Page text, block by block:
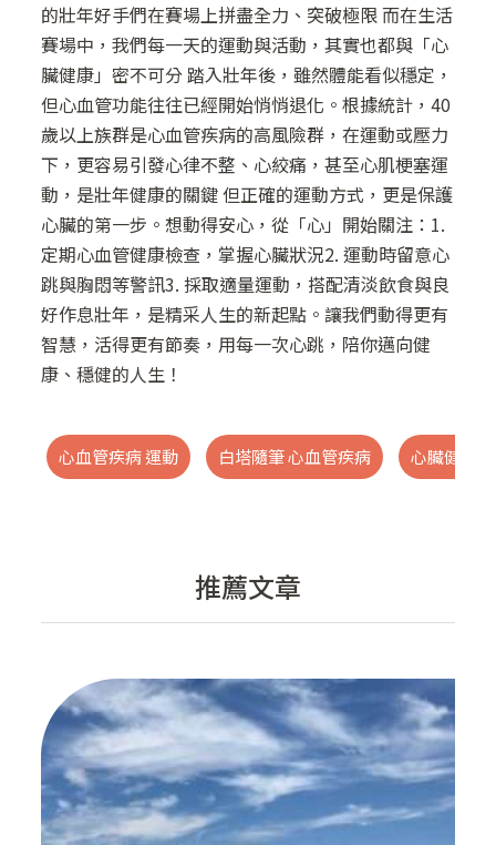
的壯年好手們在賽場上拼盡全力、突破極限 而在生活
賽場中，我們每一天的運動與活動，其實也都與「心
臟健康」密不可分 踏入壯年後，雖然體能看似穩定，
但心血管功能往往已經開始悄悄退化。根據統計，40
歲以上族群是心血管疾病的高風險群，在運動或壓力
下，更容易引發心律不整、心絞痛，甚至心肌梗塞運
動，是壯年健康的關鍵 但正確的運動方式，更是保護
心臟的第一步。想動得安心，從「心」開始關注：1.
定期心血管健康檢查，掌握心臟狀況2. 運動時留意心
跳與胸悶等警訊3. 採取適量運動，搭配清淡飲食與良
好作息壯年，是精采人生的新起點。讓我們動得更有
智慧，活得更有節奏，用每一次心跳，陪你邁向健
康、穩健的人生！
心血管疾病 運動 白塔隨筆 心血管疾病 心臟健康
推薦文章